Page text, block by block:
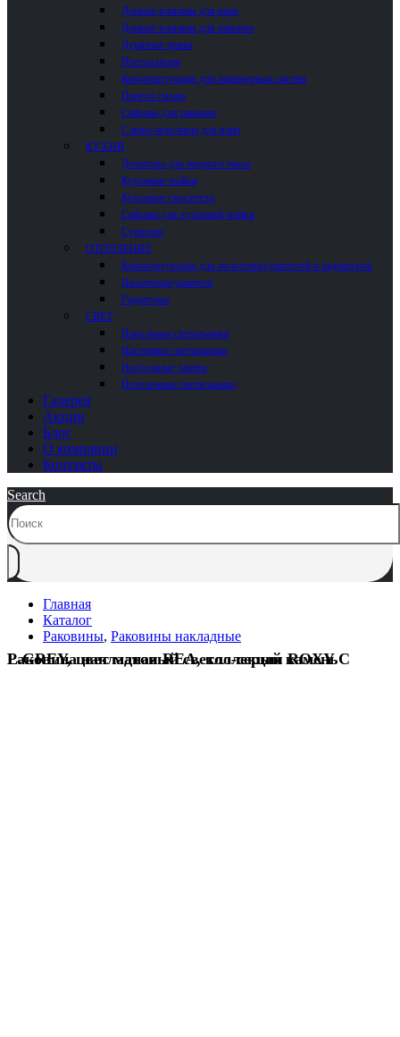
Донные клапаны для ванн
Донные клапаны для раковин
Душевые трапы
Инсталляции
Комплектующие для инженерных систем
Панели смыва
Сифоны для раковин
Сливы-переливы для ванн
КУХНЯ
Дозаторы для жидкого мыла
Кухонные мойки
Кухонные смесители
Сифоны для кухонной мойки
Сушилки
ОТОПЛЕНИЕ
Комплектующие для полотенцесушителей и радиаторов
Полотенцесушители
Радиаторы
СВЕТ
Напольные светильники
Настенные светильники
Настольные лампы
Потолочные светильники
Галерея
Акции
Блог
О компании
Контакты
Search
Главная
Каталог
Раковины, Раковины накладные
Раковина накладная REA, коллекция ROXY C L.GREY, цвет матовый светло-серый камень